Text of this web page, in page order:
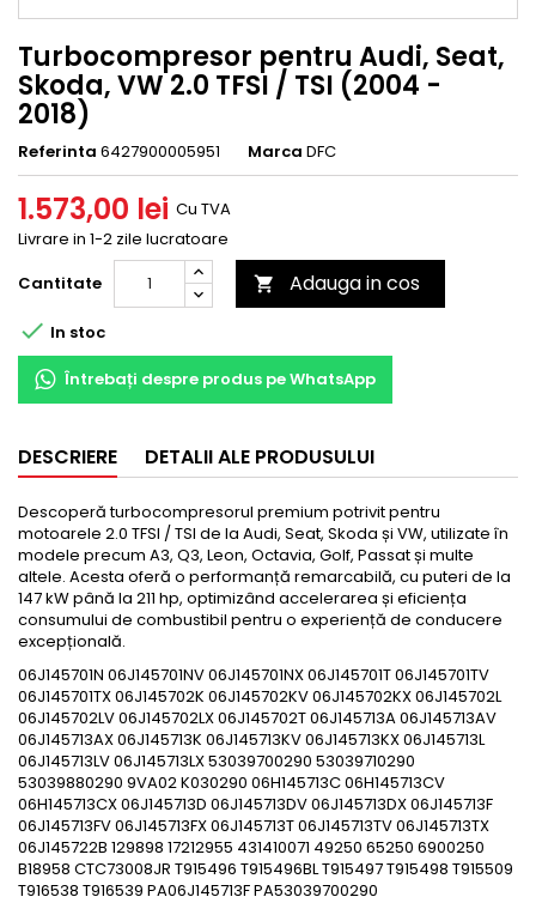
Turbocompresor pentru Audi, Seat,
Skoda, VW 2.0 TFSI / TSI (2004 -
2018)
Referinta 6427900005951 Marca DFC
1.573,00 lei Cu TVA
Livrare in 1-2 zile lucratoare
Cantitate
 Adauga in cos
 In stoc
Întrebați despre produs pe WhatsApp
DESCRIERE DETALII ALE PRODUSULUI
Descoperă turbocompresorul premium potrivit pentru
motoarele 2.0 TFSI / TSI de la Audi, Seat, Skoda și VW, utilizate în
modele precum A3, Q3, Leon, Octavia, Golf, Passat și multe
altele. Acesta oferă o performanță remarcabilă, cu puteri de la
147 kW până la 211 hp, optimizând accelerarea și eficiența
consumului de combustibil pentru o experiență de conducere
excepțională.
06J145701N 06J145701NV 06J145701NX 06J145701T 06J145701TV
06J145701TX 06J145702K 06J145702KV 06J145702KX 06J145702L
06J145702LV 06J145702LX 06J145702T 06J145713A 06J145713AV
06J145713AX 06J145713K 06J145713KV 06J145713KX 06J145713L
06J145713LV 06J145713LX 53039700290 53039710290
53039880290 9VA02 K030290 06H145713C 06H145713CV
06H145713CX 06J145713D 06J145713DV 06J145713DX 06J145713F
06J145713FV 06J145713FX 06J145713T 06J145713TV 06J145713TX
06J145722B 129898 17212955 431410071 49250 65250 6900250
B18958 CTC73008JR T915496 T915496BL T915497 T915498 T915509
T916538 T916539 PA06J145713F PA53039700290